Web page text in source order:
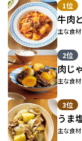
1位
牛肉
主な食
2位
肉じ
主な食
3位
うま
主な食